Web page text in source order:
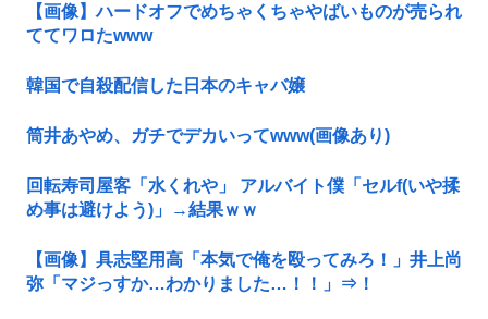
【画像】ハードオフでめちゃくちゃやばいものが売られ
ててワロたwww
韓国で自殺配信した日本のキャバ嬢
筒井あやめ、ガチでデカいってwww(画像あり)
回転寿司屋客「水くれや」 アルバイト僕「セルf(いや揉
め事は避けよう)」→結果ｗｗ
【画像】具志堅用高「本気で俺を殴ってみろ！」井上尚
弥「マジっすか…わかりました…！！」⇒！